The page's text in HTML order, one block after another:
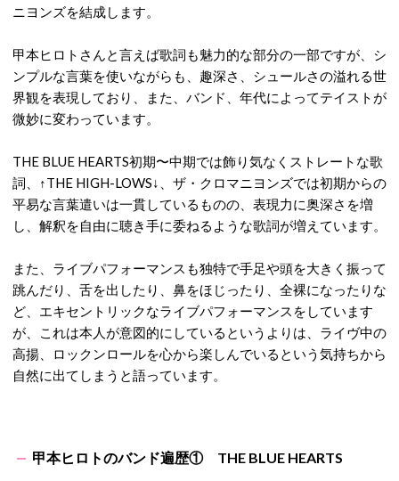
ニヨンズを結成します。
甲本ヒロトさんと言えば歌詞も魅力的な部分の一部ですが、シ
ンプルな言葉を使いながらも、趣深さ、シュールさの溢れる世
界観を表現しており、また、バンド、年代によってテイストが
微妙に変わっています。
THE BLUE HEARTS初期〜中期では飾り気なくストレートな歌
詞、↑THE HIGH-LOWS↓、ザ・クロマニヨンズでは初期からの
平易な言葉遣いは一貫しているものの、表現力に奥深さを増
し、解釈を自由に聴き手に委ねるような歌詞が増えています。
また、ライブパフォーマンスも独特で手足や頭を大きく振って
跳んだり、舌を出したり、鼻をほじったり、全裸になったりな
ど、エキセントリックなライブパフォーマンスをしています
が、これは本人が意図的にしているというよりは、ライヴ中の
高揚、ロックンロールを心から楽しんでいるという気持ちから
自然に出てしまうと語っています。
甲本ヒロトのバンド遍歴① THE BLUE HEARTS